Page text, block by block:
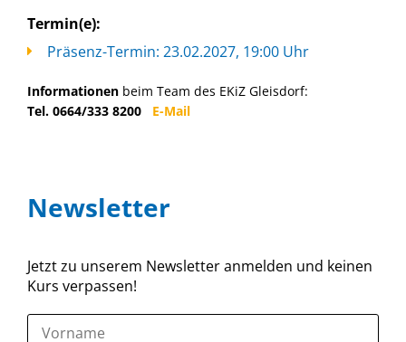
Newsletter
Jetzt zu unserem Newsletter anmelden und keinen
Kurs verpassen!
Termin(e):
Präsenz-Termin: 23.02.2027, 19:00 Uhr
Informationen beim Team des EKiZ Gleisdorf:
Tel. 0664/333 8200 E-Mail